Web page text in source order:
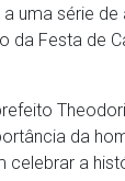
uma série de
da Festa de
da
celebrar a